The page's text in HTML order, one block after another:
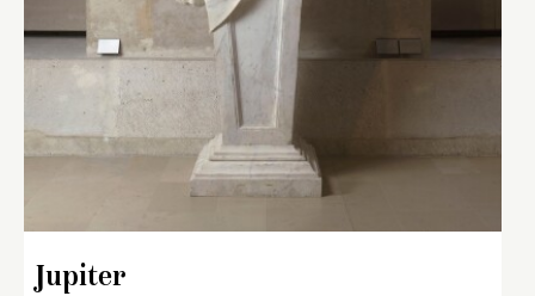
Jupiter